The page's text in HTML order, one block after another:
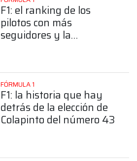
F1: el ranking de los
pilotos con más
seguidores y la
FÓRMULA 1
F1: la historia que hay
detrás de la elección de
Colapinto del número 43